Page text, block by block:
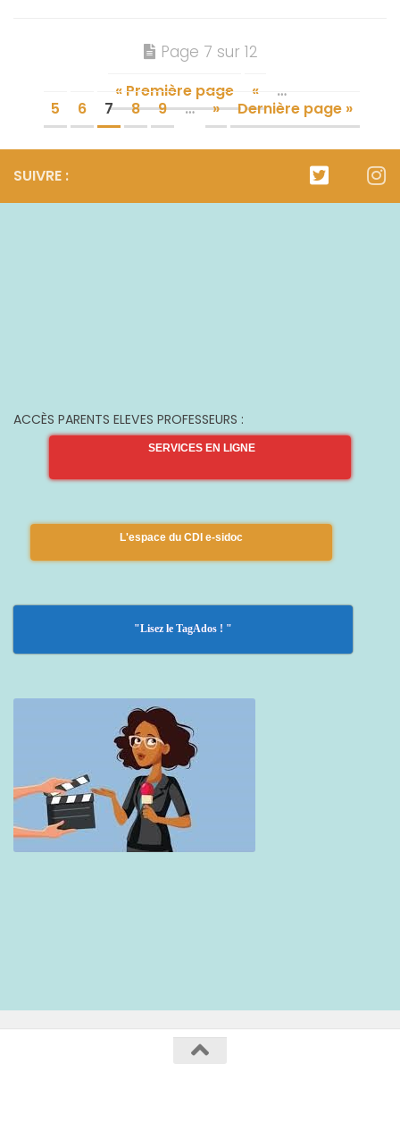
Page 7 sur 12
« Première page «
…
5
6 7 8 9 … » Dernière page »
SUIVRE :
ACCÈS PARENTS ELEVES PROFESSEURS :
SERVICES EN LIGNE
L'espace du CDI e-sidoc
"Lisez le TagAdos ! "